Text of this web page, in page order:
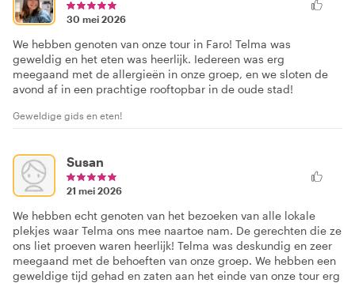
30 mei 2026
We hebben genoten van onze tour in Faro! Telma was
geweldig en het eten was heerlijk. Iedereen was erg
meegaand met de allergieën in onze groep, en we sloten de
avond af in een prachtige rooftopbar in de oude stad!
Geweldige gids en eten!
Susan
21 mei 2026
We hebben echt genoten van het bezoeken van alle lokale
plekjes waar Telma ons mee naartoe nam. De gerechten die ze
ons liet proeven waren heerlijk! Telma was deskundig en zeer
meegaand met de behoeften van onze groep. We hebben een
geweldige tijd gehad en zaten aan het einde van onze tour erg